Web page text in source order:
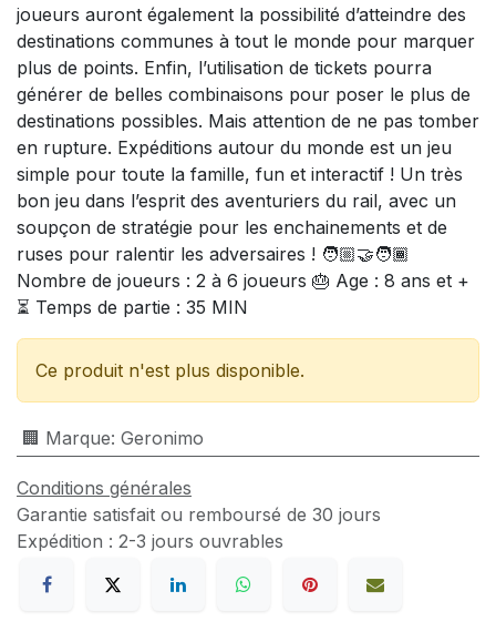
joueurs auront également la possibilité d’atteindre des
destinations communes à tout le monde pour marquer
plus de points. Enfin, l’utilisation de tickets pourra
générer de belles combinaisons pour poser le plus de
destinations possibles. Mais attention de ne pas tomber
en rupture. Expéditions autour du monde est un jeu
simple pour toute la famille, fun et interactif ! Un très
bon jeu dans l’esprit des aventuriers du rail, avec un
soupçon de stratégie pour les enchainements et de
ruses pour ralentir les adversaires ! 🧑🏼‍🤝‍🧑🏾
Nombre de joueurs : 2 à 6 joueurs 🎂 Age : 8 ans et +
⏳ Temps de partie : 35 MIN
Ce produit n'est plus disponible.
🏢 Marque: Geronimo
Conditions générales
Garantie satisfait ou remboursé de 30 jours
Expédition : 2-3 jours ouvrables